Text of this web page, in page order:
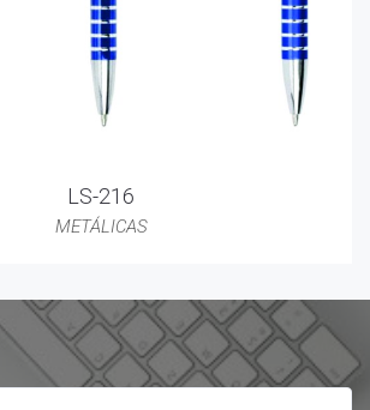
LS-216
METÁLICAS